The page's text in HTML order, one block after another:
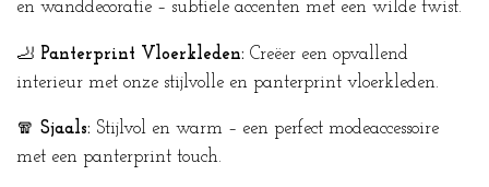
en wanddecoratie – subtiele accenten met een wilde twist.
🦶 Panterprint Vloerkleden: Creëer een opvallend
interieur met onze stijlvolle en panterprint vloerkleden.
🧣 Sjaals: Stijlvol en warm – een perfect modeaccessoire
met een panterprint touch.